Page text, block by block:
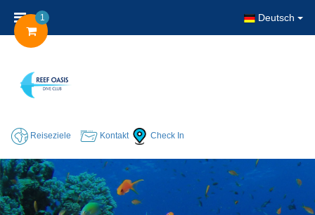
Deutsch
Reiseziele Kontakt Check In
1